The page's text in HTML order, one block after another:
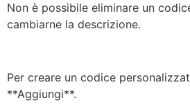
Non è possibile eliminare un
cambiarne la descrizione.
Per creare un codice
**Aggiungi**.